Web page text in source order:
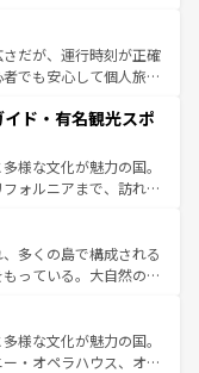
く異なる文化を体験で
ランス情報はコンテンツ一覧
なお、新着の
照してほしい。
、優雅なアフタヌーン
英国パブ、サッカー観
も豊富。イギリスを旅
だが、運行時刻が正確
でも安心して個人旅行
ならではのユニークな
なく町歩きも満喫する
め物価も高いが、旅行
あり、うまく活用すれ
ド・有名観光スポ
様な文化が魅力の国。
ォルニアまで、訪れる
ピング、エンターテイ
トだ。一方、アメリカ
キャニオンやイエロー
美食が融合した独特の
地域で異なる魅力を楽
史を感じることができ
多くの島で構成される
っている。大自然の神
観光地といえばオアフ
ウイ島やカウアイ島が
く海をはじめ、豊かな
様な文化が魅力の国。
・オペラハウス、オー